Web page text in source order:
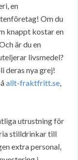
en
Om du
knappt kostar en
är du en
livsmedel?
deras nya grej!
allt-fraktfritt.se,
utrustning för
stilldrinkar till
extra personal,